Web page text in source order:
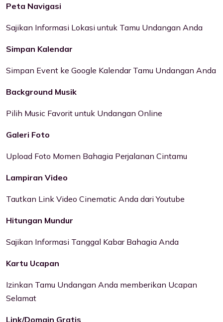
Peta Navigasi
Sajikan Informasi Lokasi untuk Tamu Undangan Anda
Simpan Kalendar
Simpan Event ke Google Kalendar Tamu Undangan Anda
Background Musik
Pilih Music Favorit untuk Undangan Online
Galeri Foto
Upload Foto Momen Bahagia Perjalanan Cintamu
Lampiran Video
Tautkan Link Video Cinematic Anda dari Youtube
Hitungan Mundur
Sajikan Informasi Tanggal Kabar Bahagia Anda
Kartu Ucapan
Izinkan Tamu Undangan Anda memberikan Ucapan
Selamat
Link/Domain Gratis